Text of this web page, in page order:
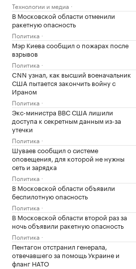
Технологии и медиа
В Московской области отменили
ракетную опасность
Политика
Мэр Киева сообщил о пожарах после
взрывов
Политика
CNN узнал, как высший военачальник
США пытается закончить войну с
Ираном
Политика
Экс-министра ВВС США лишили
доступа к секретным данным из-за
утечки
Политика
Шуваев сообщил о системе
оповещения, для которой не нужны
сеть и зарядка
Политика
В Московской области объявили
беспилотную опасность
Политика
В Московской области второй раз за
ночь объявили ракетную опасность
Политика
Пентагон отстранил генерала,
отвечавшего за помощь Украине и
фланг НАТО